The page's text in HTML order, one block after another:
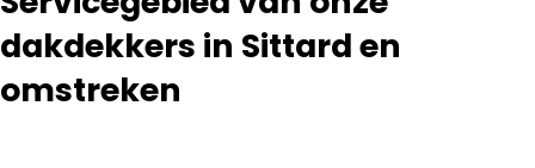
dakdekkers in Sittard en
omstreken